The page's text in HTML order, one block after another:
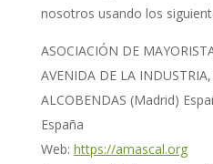
nosotros usando los
ASOCIACIÓN DE
AVENIDA DE LA
ALCOBENDAS (Madrid)
España
Web: https://amascal.org